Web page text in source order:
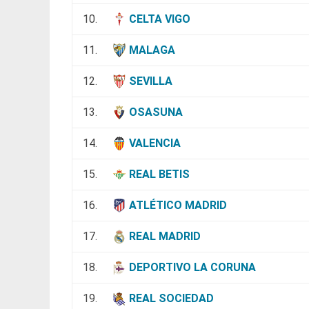
10. CELTA VIGO
11. MALAGA
12. SEVILLA
13. OSASUNA
14. VALENCIA
15. REAL BETIS
16. ATLÉTICO MADRID
17. REAL MADRID
18. DEPORTIVO LA CORUNA
19. REAL SOCIEDAD